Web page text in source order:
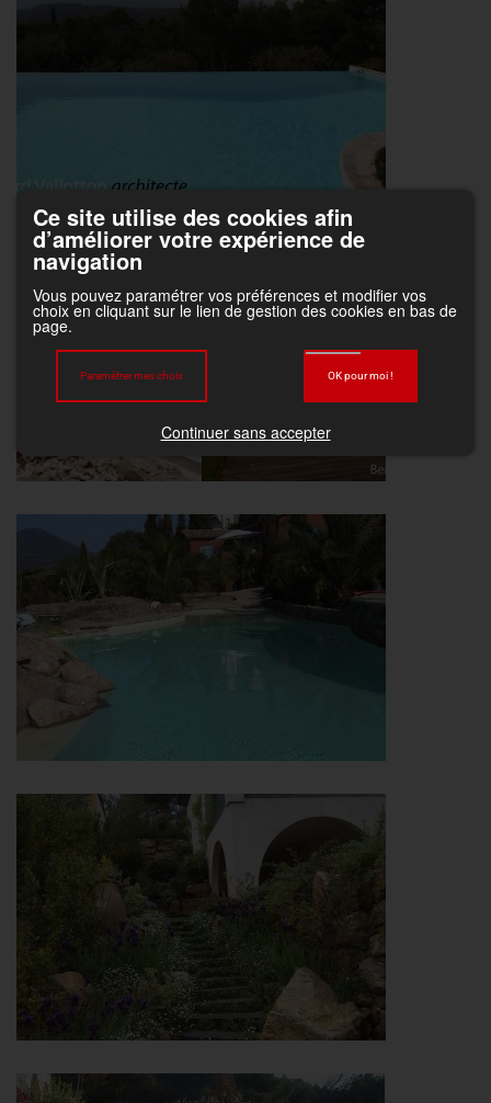
Ce site utilise des cookies afin
d’améliorer votre expérience de
navigation
Vous pouvez paramétrer vos préférences et modifier vos
choix en cliquant sur le lien de gestion des cookies en bas de
page.
Paramétrer mes choix OK pour moi !
Continuer sans accepter